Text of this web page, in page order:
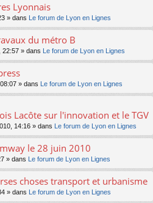
Lyonnais
» dans Le forum de Lyon en Lignes
du métro B
22:57 » dans Le forum de Lyon en Lignes
» dans Le forum de Lyon en Lignes
Lacôte sur l'innovation et le TGV
14:16 » dans Le forum de Lyon en Lignes
le 28 juin 2010
» dans Le forum de Lyon en Lignes
choses transport et urbanisme
» dans Le forum de Lyon en Lignes